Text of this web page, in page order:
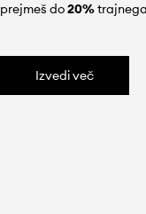
prejmeš do20%trajnega
Izvedi več